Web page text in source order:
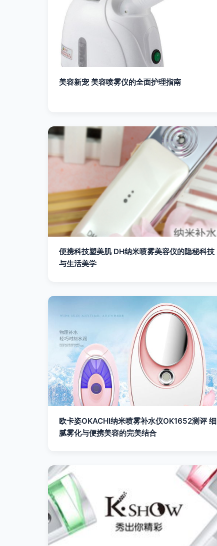
美容新宠 美容喷雾仪的全面护理指南
便携科技塑美肌 DH纳米喷雾美容仪的隐秘科技
与生活美学
欧卡姿OKACHI纳米喷雾补水仪OK1652测评 细
腻雾化与便携美容的完美结合